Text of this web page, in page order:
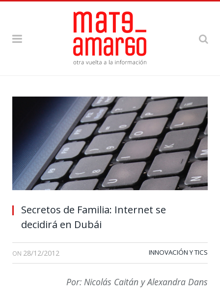
Secretos de Familia: Internet se
decidirá en Dubái
ON 28/12/2012 INNOVACIÓN Y TICS
Por: Nicolás Caitán y Alexandra Dans